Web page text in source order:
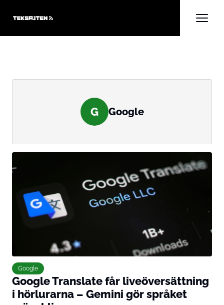
G Google
Google
Google Translate får liveöversättning
i hörlurarna – Gemini gör språket